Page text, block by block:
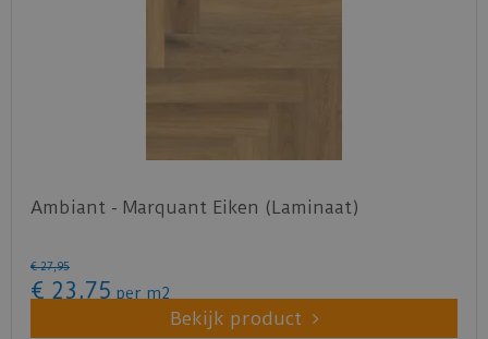
Ambiant - Marquant Eiken (Laminaat)
€ 27,95
€ 23 ,75 per m2
Bekijk product